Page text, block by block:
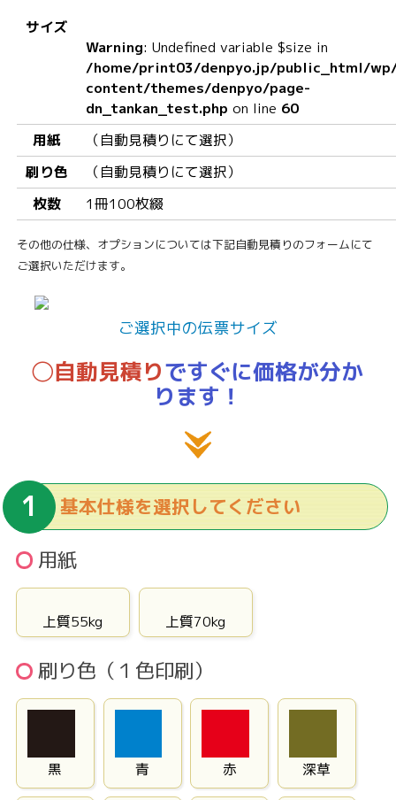
サイズ
Warning: Undefined variable $size in
/home/print03/denpyo.jp/public_html/
content/themes/denpyo/page-
dn_tankan_test.php on line 60
用紙
（自動見積りにて選択）
刷り色
（自動見積りにて選択）
枚数
1冊100枚綴
その他の仕様、オプションについては下記自動見積りのフォームにて
ご選択いただけます。
ご選択中の伝票サイズ
◯自動見積りですぐに価格が分か
ります！
基本仕様を選択してください
用紙
上質55kg 上質70kg
刷り色（１色印刷）
黒 青 赤 深草